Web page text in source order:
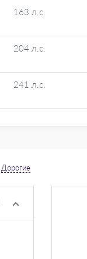
163 л.с.
204 л.с.
241 л.с.
Дорогие